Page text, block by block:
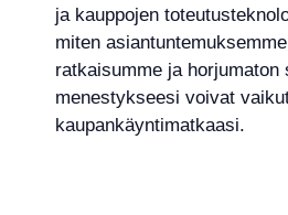
ja kauppojen
miten
ratkaisumme ja horjumaton
menestykseesi voivat
kaupankäyntimatkaasi.